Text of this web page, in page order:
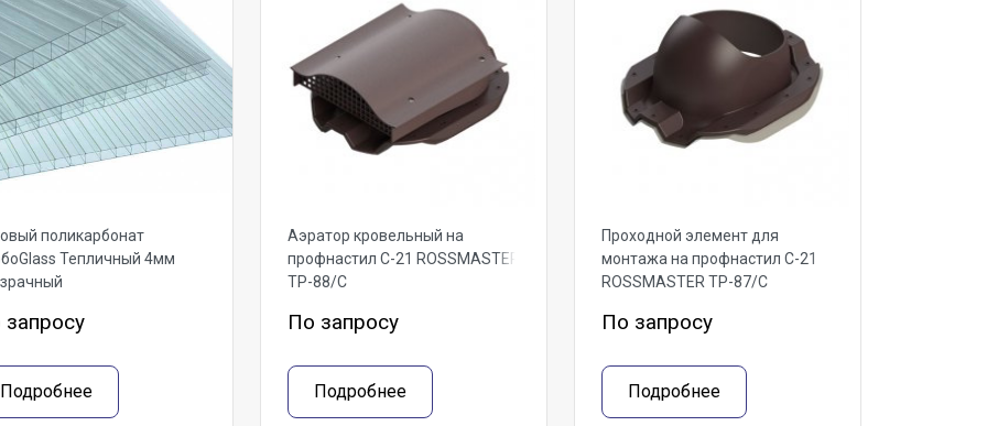
поликарбонат
Тепличный 4мм
Подробнее
Аэратор кровельный на
профнастил С-21 ROSSMASTER
ТР-88/С
По запросу
Подробнее
Проходной элемент для
монтажа на профнастил С-21
ROSSMASTER ТР-87/С
По запросу
Подробнее